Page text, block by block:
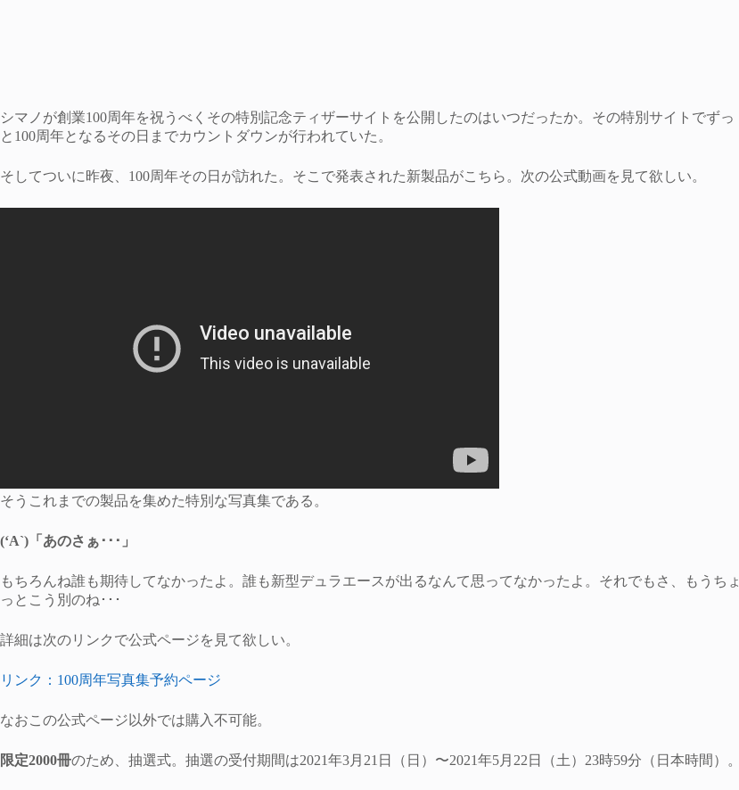
シマノが創業100周年を祝うべくその特別記念ティザーサイトを公開したのはいつだったか。その特別サイトでずっ
と100周年となるその日までカウントダウンが行われていた。
そしてついに昨夜、100周年その日が訪れた。そこで発表された新製品がこちら。次の公式動画を見て欲しい。
そうこれまでの製品を集めた特別な写真集である。
(‘A`)「あのさぁ･･･」
もちろんね誰も期待してなかったよ。誰も新型デュラエースが出るなんて思ってなかったよ。それでもさ、もうちょ
っとこう別のね･･･
詳細は次のリンクで公式ページを見て欲しい。
リンク：100周年写真集予約ページ
なおこの公式ページ以外では購入不可能。
限定2000冊のため、抽選式。抽選の受付期間は2021年3月21日（日）〜2021年5月22日（土）23時59分（日本時間）。